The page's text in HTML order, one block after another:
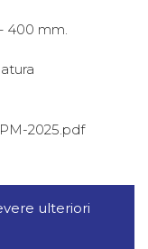
400 mm.
2025.pdf
ulteriori